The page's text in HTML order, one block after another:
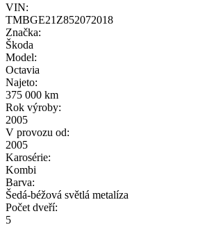
VIN:
TMBGE21Z852072018
Značka:
Škoda
Model:
Octavia
Najeto:
375 000 km
Rok výroby:
2005
V provozu od:
2005
Karosérie:
Kombi
Barva:
Šedá-béžová světlá metalíza
Počet dveří:
5